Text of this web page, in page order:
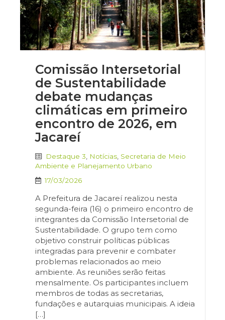
Comissão Intersetorial
de Sustentabilidade
debate mudanças
climáticas em primeiro
encontro de 2026, em
Jacareí
Destaque 3 Notícias Secretaria de Meio
Ambiente e Planejamento Urbano
17/03/2026
A Prefeitura de Jacareí realizou nesta
segunda-feira (16) o primeiro encontro de
integrantes da Comissão Intersetorial de
Sustentabilidade. O grupo tem como
objetivo construir políticas públicas
integradas para prevenir e combater
problemas relacionados ao meio
ambiente. As reuniões serão feitas
mensalmente. Os participantes incluem
membros de todas as secretarias,
fundações e autarquias municipais. A ideia
[…]